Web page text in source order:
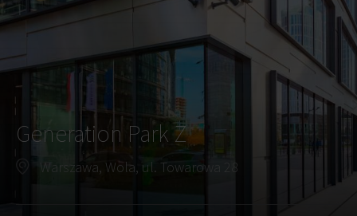
Generation Park Z
Warszawa, Wola, ul. Towarowa 28